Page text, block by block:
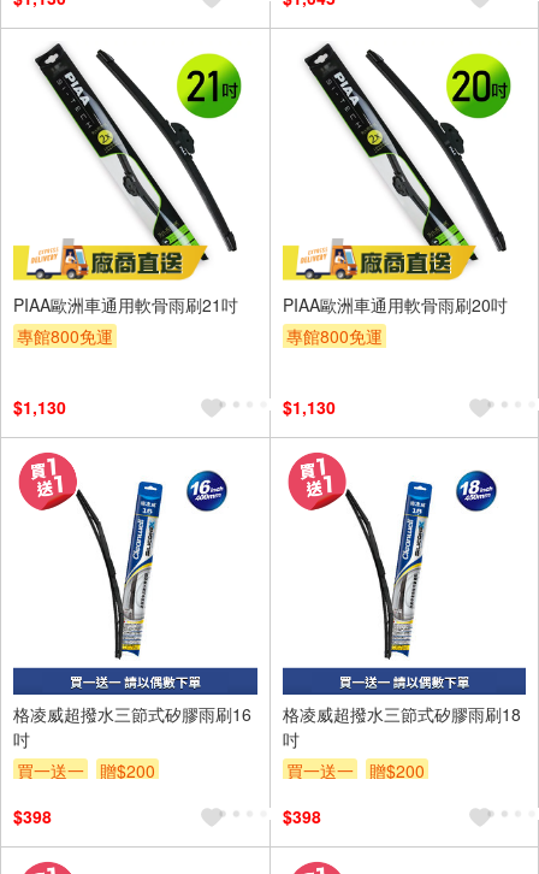
PIAA歐洲車通用軟骨雨刷21吋
專館800免運
$1,130
PIAA歐洲車通用軟骨雨刷20吋
專館800免運
$1,130
格凌威超撥水三節式矽膠雨刷16
吋
買一送一
贈$200
$398
格凌威超撥水三節式矽膠雨刷18
吋
買一送一
贈$200
$398